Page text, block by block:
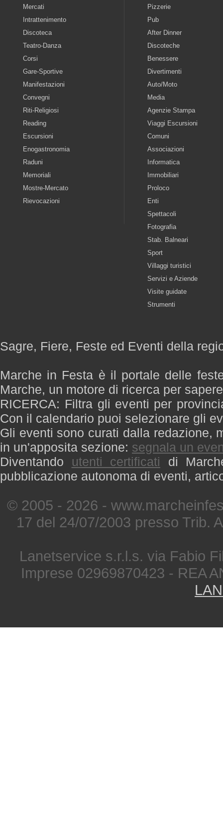
Mercati
Intrattenimento
Discoteca
Teatro-Danza
Corsi
Gare-Sportive
Manifestazioni
Convegni
Riti-Religiosi
Reading
Escursioni
Enogastronomia
Raduni
Memoriali
Mostre-Mercato
Rievocazioni
Pizzerie
Pub
After Dinner
Discoteche
Benessere
Divertimenti
Auto/Moto
Media
Agenzie Stampa
Viaggi Escursioni
Comuni
Associazioni
Informatica
Immobiliari
Proloco
Enti
Spettacoli
Fotografia
Stab. Balneari
Sport
Villaggi turistici
Servizi e Aziende
Visite guidate
Strumenti
Sagre, Fiere, Feste ed Eventi della
Marche in Festa è il portale delle
Marche, un motore di ricerca per
RICERCA: Filtra gli eventi per
Con il calendario puoi selezionare gli
Gli eventi sono curati dalla redazione,
in un'apposita sezione: segnala un
Diventando utenti certificati di
pubblicazione autonoma di eventi,
© 2005 - 2026 -
17 del 24/07/2003 presso Trib.
Lanetservice s.r.l.s. via Fabio
Imprese 02969870423 - REA